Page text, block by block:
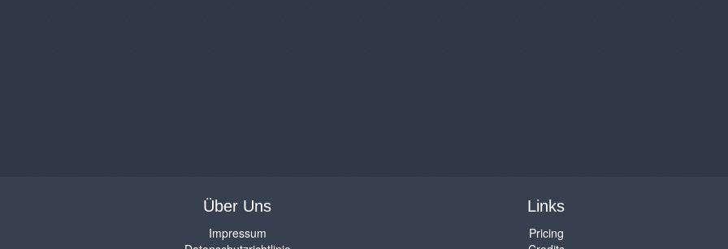
Über Uns
Impressum
Links
Pricing